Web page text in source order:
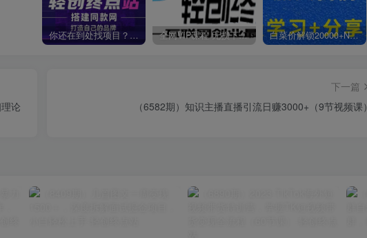
你还在到处找项目？还在当韭菜？我靠卖项目一个月收入5万+，曾经我也是个失败者。 全网VIP课程 无损下载~ 白菜价解锁20000+N个赚钱机会，加入轻创终点站会员，全站资源免费学习。
论
下一篇
（6582期）知识主播直播引流日赚3000+（9节视频课）